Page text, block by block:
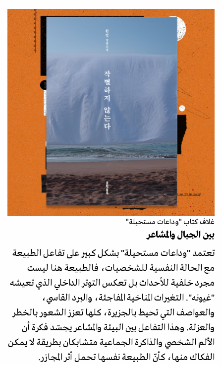
غلاف كتاب "وداعات مستحيلة"
بين الجبال والمشاعر
تعتمد "وداعات مستحيلة" بشكل كبير على تفاعل الطبيعة
مع الحالة النفسية للشخصيات، فالطبيعة هنا ليست
مجرد خلفية للأحداث بل تعكس التوتر الداخلي الذي تعيشه
"غيونه". التغيرات المناخية المفاجئة، والبرد القاسي،
والعواصف التي تحيط بالجزيرة، كلها تعزز الشعور بالخطر
والعزلة. وهذا التفاعل بين البيئة والمشاعر يجسّد فكرة أن
الألم الشخصي والذاكرة الجماعية متشابكان بطريقة لا يمكن
الفكاك منها، كأنّ الطبيعة نفسها تحمل أثر المجازر.